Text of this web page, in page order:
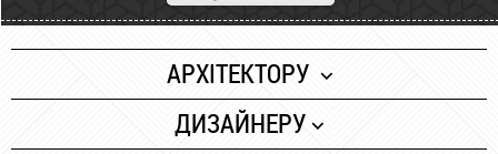
АРХІТЕКТОРУ
Папір
ДИЗАЙНЕРУ